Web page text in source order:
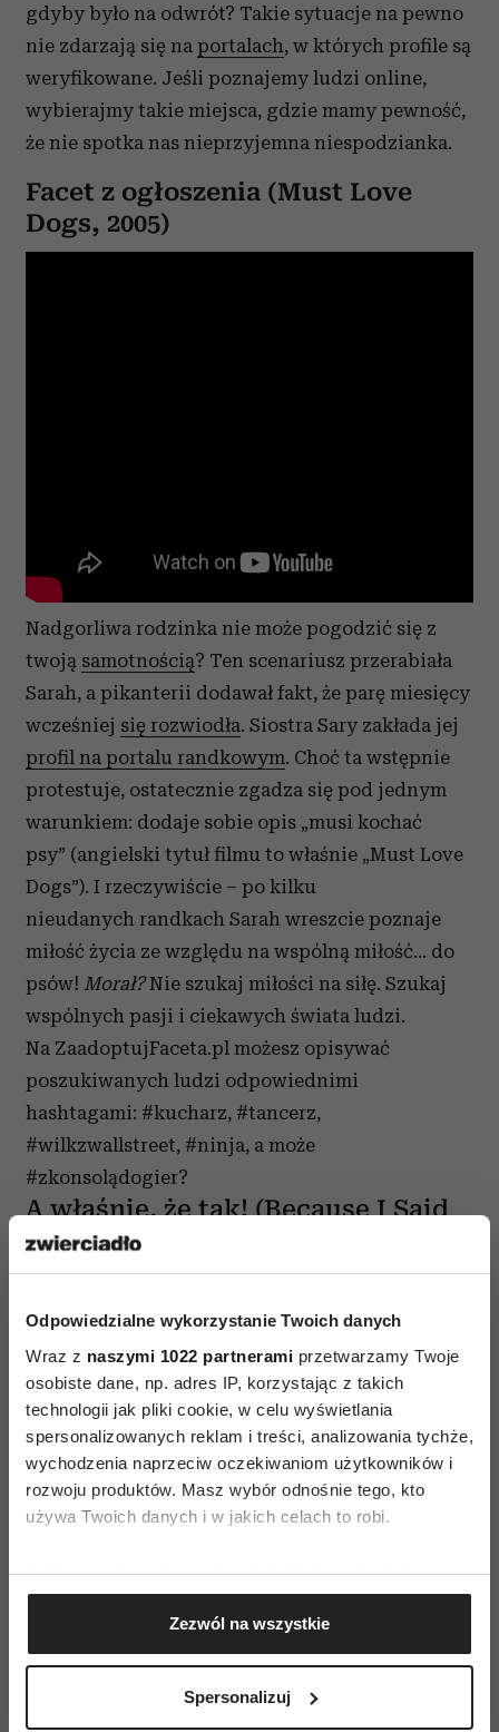
Odpowiedzialne wykorzystanie Twoich danych
Wraz z naszymi 1022 partnerami przetwarzamy Twoje
osobiste dane, np. adres IP, korzystając z takich
technologii jak pliki cookie, w celu wyświetlania
spersonalizowanych reklam i treści, analizowania tychże,
wychodzenia naprzeciw oczekiwaniom użytkowników i
rozwoju produktów. Masz wybór odnośnie tego, kto
używa Twoich danych i w jakich celach to robi.
Jeśli wyrazisz na to zgodę, chcielibyśmy również:
Gromadzić dane dotyczące Twojej lokalizacji
geograficznej z dokładnością nawet do kilku metrów
Identyfikować Twoje urządzenie, aktywnie
(fingerprinting, czyli wirtualny odcisk palca)
Zezwól na wszystkie
Spersonalizuj
gdyby było na odwrót? Takie sytuacje na pewno
nie zdarzają się na portalach, w których profile są
weryfikowane. Jeśli poznajemy ludzi online,
wybierajmy takie miejsca, gdzie mamy pewność,
że nie spotka nas nieprzyjemna niespodzianka.
Facet z ogłoszenia (Must Love
Dogs, 2005)
Nadgorliwa rodzinka nie może pogodzić się z
twoją samotnością? Ten scenariusz przerabiała
Sarah, a pikanterii dodawał fakt, że parę miesięcy
wcześniej się rozwiodła. Siostra Sary zakłada jej
profil na portalu randkowym. Choć ta wstępnie
protestuje, ostatecznie zgadza się pod jednym
warunkiem: dodaje sobie opis „musi kochać
psy” (angielski tytuł filmu to właśnie „Must Love
Dogs”). I rzeczywiście – po kilku
nieudanych randkach Sarah wreszcie poznaje
miłość życia ze względu na wspólną miłość… do
psów! Morał?Nie szukaj miłości na siłę. Szukaj
wspólnych pasji i ciekawych świata ludzi.
Na ZaadoptujFaceta.pl możesz opisywać
poszukiwanych ludzi odpowiednimi
hashtagami: #kucharz, #tancerz,
#wilkzwallstreet, #ninja, a może
#zkonsolądogier?
A właśnie, że tak! (Because I Said
So, 2007)
Najbardziej martwi się o tę najmłodszą, Milly. Nie
jest ona tak ustatkowana jak najstarsza –